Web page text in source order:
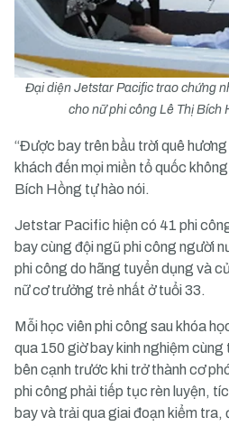
Đại diện Jetstar Pacific trao chứng
cho nữ phi công Lê Thị Bích
“Được bay trên bầu trời quê
khách đến mọi miền tổ quốc
Bích Hồng tự hào nói.
Jetstar Pacific hiện có 41 phi
bay cùng đội ngũ phi công người
phi công do hãng tuyển dụng và
nữ cơ trưởng trẻ nhất ở tuổi 33.
Mỗi học viên phi công sau khóa
qua 150 giờ bay kinh nghiệm
bên cạnh trước khi trở thành cơ
phi công phải tiếp tục rèn luyện,
bay và trải qua giai đoạn kiểm tra,